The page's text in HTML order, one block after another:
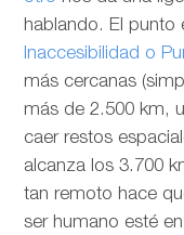
hablando. El punto
Inaccesibilidad o
más cercanas
más de 2.500 km,
caer restos
alcanza los 3.700
tan remoto hace
ser humano esté